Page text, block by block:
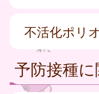
不活化ポリオ
予防接種